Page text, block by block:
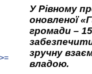
У Рівному
оновленої
громади –
зручну
владою.